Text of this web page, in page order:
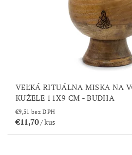
VEĽKÁ RITUÁLNA MISKA NA
KUŽELE 11X9 CM - BUDHA
€9,51 bez DPH
€11,70/ kus